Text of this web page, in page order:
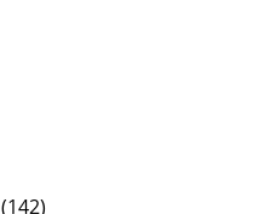
(142)